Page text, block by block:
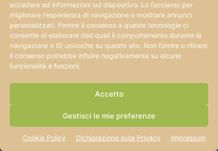
accedere ad informazioni sul dispositivo. Lo facciamo per
migliorare l'esperienza di navigazione e mostrare annunci
personalizzati. Fornire il consenso a queste tecnologie ci
consente di elaborare dati quali il comportamento durante la
navigazione o ID univoche su questo sito. Non fornire o ritirare
il consenso potrebbe influire negativamente su alcune
funzionalità e funzioni.
Accetto
Gestisci le mie preferenze
Cookie Policy Dichiarazione sulla Privacy Impressum
CONSIGLIAMO DI LEGGERE
Caribe Bay Jesolo: attrazioni, scivoli, prezzi e